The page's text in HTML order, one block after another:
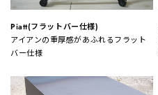
Piatt(フラットバー仕様)
アイアンの重厚感があふれるフラット
バー仕様